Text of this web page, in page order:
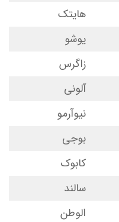
هایتک
یوشو
زاگرس
آلونی
نیوآرمو
بوجی
کابوک
سالند
الوطن